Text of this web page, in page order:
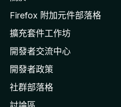
l
a
官
網
Firefox 附加元件部落格
擴充套件工作坊
開發者交流中心
開發者政策
社群部落格